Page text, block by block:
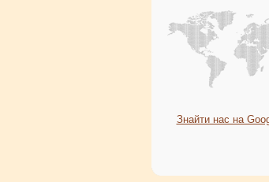
Знайти нас на